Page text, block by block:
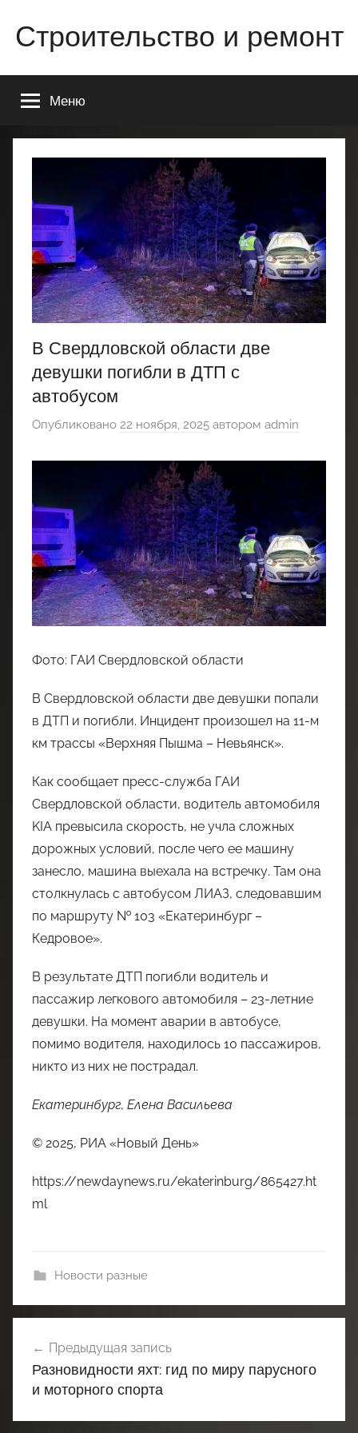
содержимому
Строительство и ремонт
строительстве
ремонте
Вашего
квартиры
Меню
В Свердловской области две
девушки погибли в ДТП с
автобусом
Опубликовано 22 ноября, 2025 автором admin
Фото: ГАИ Свердловской области
В Свердловской области две девушки попали
в ДТП и погибли. Инцидент произошел на 11-м
км трассы «Верхняя Пышма – Невьянск».
Как сообщает пресс-служба ГАИ
Свердловской области, водитель автомобиля
KIA превысила скорость, не учла сложных
дорожных условий, после чего ее машину
занесло, машина выехала на встречку. Там она
столкнулась с автобусом ЛИАЗ, следовавшим
по маршруту № 103 «Екатеринбург –
Кедровое».
В результате ДТП погибли водитель и
пассажир легкового автомобиля – 23-летние
девушки. На момент аварии в автобусе,
помимо водителя, находилось 10 пассажиров,
никто из них не пострадал.
Екатеринбург, Елена Васильева
© 2025, РИА «Новый День»
https://newdaynews.ru/ekaterinburg/865427.ht
ml
Новости разные
по
записям
Предыдущая запись
Разновидности яхт: гид по миру парусного
и моторного спорта